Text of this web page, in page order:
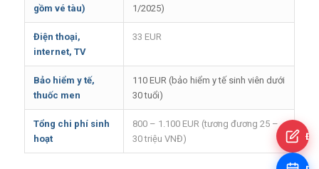
gồm vé tàu)
1/2025)
Điện thoại,
internet, TV
33 EUR
Bảo hiểm y tế,
thuốc men
110 EUR (bảo hiểm y tế sinh viên dưới
30 tuổi)
Tổng chi phí sinh
hoạt
800 – 1.100 EUR (tương đương 25 –
30 triệu VNĐ)